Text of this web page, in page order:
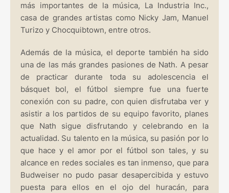
más importantes de la música, La Industria Inc.,
casa de grandes artistas como Nicky Jam, Manuel
Turizo y Chocquibtown, entre otros.
Además de la música, el deporte también ha sido
una de las más grandes pasiones de Nath. A pesar
de practicar durante toda su adolescencia el
básquet bol, el fútbol siempre fue una fuerte
conexión con su padre, con quien disfrutaba ver y
asistir a los partidos de su equipo favorito, planes
que Nath sigue disfrutando y celebrando en la
actualidad. Su talento en la música, su pasión por lo
que hace y el amor por el fútbol son tales, y su
alcance en redes sociales es tan inmenso, que para
Budweiser no pudo pasar desapercibida y estuvo
puesta para ellos en el ojo del huracán, para